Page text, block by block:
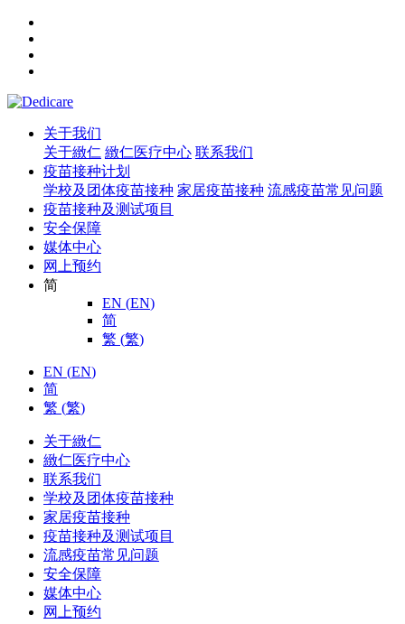
关于我们
关于緻仁 緻仁医疗中心 联系我们
疫苗接种计划
学校及团体疫苗接种 家居疫苗接种 流感疫苗常见问题
疫苗接种及测试项目
安全保障
媒体中心
网上预约
简
EN (EN)
简
繁 (繁)
EN (EN)
简
繁 (繁)
关于緻仁
緻仁医疗中心
联系我们
学校及团体疫苗接种
家居疫苗接种
疫苗接种及测试项目
流感疫苗常见问题
安全保障
媒体中心
网上预约